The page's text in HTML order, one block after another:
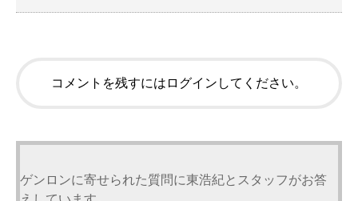
コメントを残すにはログインしてください。
ゲンロンに寄せられた質問に東浩紀とスタッフがお答